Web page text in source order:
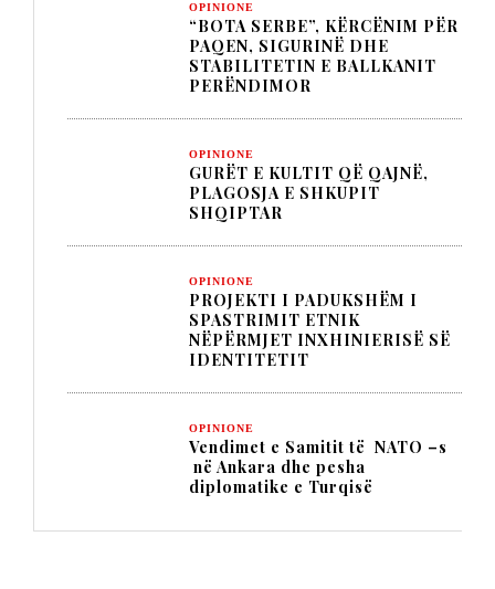
OPINIONE
“BOTA SERBE”, KËRCËNIM PËR
PAQEN, SIGURINË DHE
STABILITETIN E BALLKANIT
PERËNDIMOR
OPINIONE
GURËT E KULTIT QË QAJNË,
PLAGOSJA E SHKUPIT
SHQIPTAR
OPINIONE
PROJEKTI I PADUKSHËM I
SPASTRIMIT ETNIK
NËPËRMJET INXHINIERISË SË
IDENTITETIT
OPINIONE
Vendimet e Samitit të NATO –s
në Ankara dhe pesha
diplomatike e Turqisë